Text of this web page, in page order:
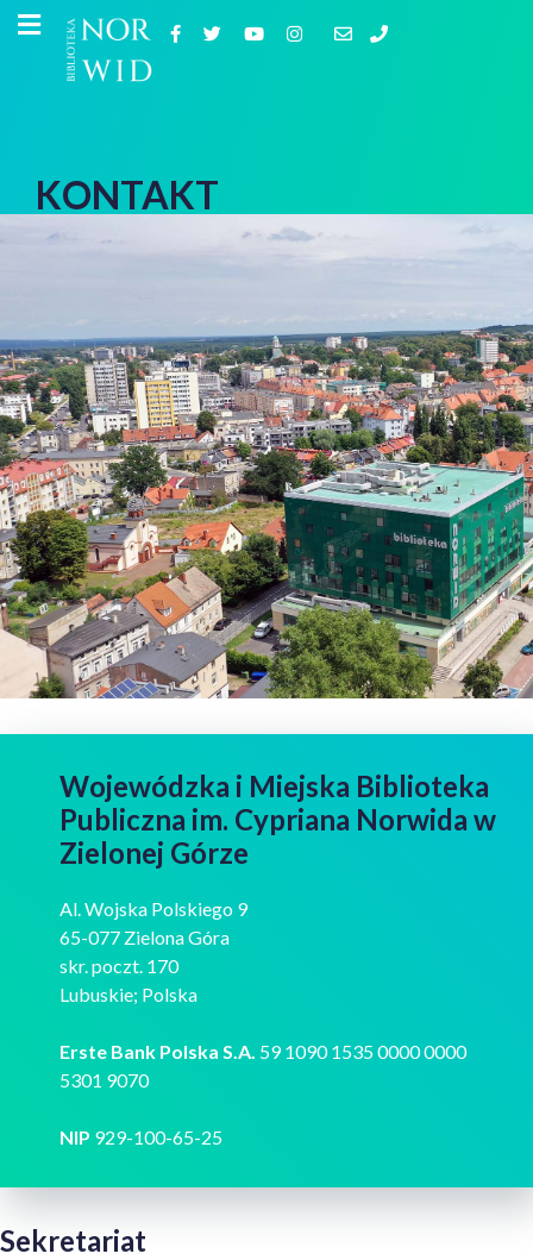
KONTAKT
Wojewódzka i Miejska Biblioteka
Publiczna im. Cypriana Norwida w
Zielonej Górze
Al. Wojska Polskiego 9
65-077 Zielona Góra
skr. poczt. 170
Lubuskie; Polska
Erste Bank Polska S.A. 59 1090 1535 0000 0000
5301 9070
NIP 929-100-65-25
Sekretariat